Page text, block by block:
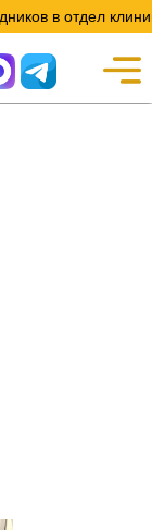
в отдел клининга